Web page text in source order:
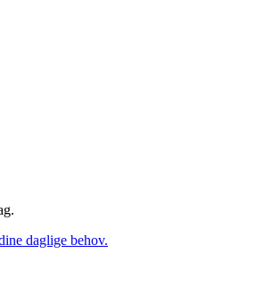
daglige behov.